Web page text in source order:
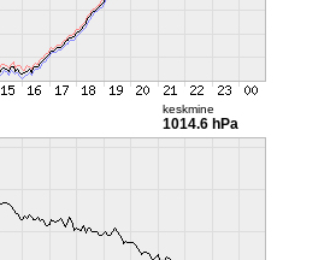
keskmine
1014.6 hPa